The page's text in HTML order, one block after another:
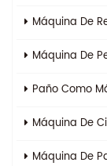
Máquina De
Máquina De
Paño Como
Máquina De
Máquina De